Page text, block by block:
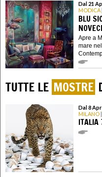
Dal 21
MODICA
BLU
Apre a
mare
TUTTE LE MOSTRE
Dal 8
MILANO
ITALIA